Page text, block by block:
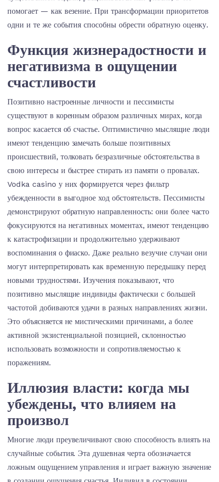
помогает — как везение. При трансформации приоритетов
одни и те же события способны обрести обратную оценку.
Функция жизнерадостности и
негативизма в ощущении
счастливости
Позитивно настроенные личности и пессимисты
существуют в коренным образом различных мирах, когда
вопрос касается об счастье. Оптимистично мыслящие люди
имеют тенденцию замечать больше позитивных
происшествий, толковать безразличные обстоятельства в
свою интересы и быстрее стирать из памяти о провалах.
Vodka casino у них формируется через фильтр
убежденности в выгодное ход обстоятельств. Пессимисты
демонстрируют обратную направленность: они более часто
фокусируются на негативных моментах, имеют тенденцию
к катастрофизации и продолжительно удерживают
воспоминания о фиаско. Даже реально везучие случаи они
могут интерпретировать как временную передышку перед
новыми трудностями. Изучения показывают, что
позитивно мыслящие индивиды фактически с большей
частотой добиваются удачи в разных направлениях жизни.
Это объясняется не мистическими причинами, а более
активной экзистенциальной позицией, склонностью
использовать возможности и сопротивляемостью к
поражениям.
Иллюзия власти: когда мы
убеждены, что влияем на
произвол
Многие люди преувеличивают свою способность влиять на
случайные события. Эта душевная черта обозначается
ложным ощущением управления и играет важную значение